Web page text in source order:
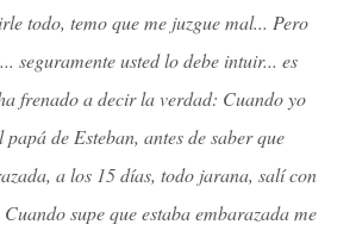
todo, temo que me juzgue mal... Pero
seguramente usted lo debe intuir... es
frenado a decir la verdad: Cuando yo
papá de Esteban, antes de saber que
a los 15 días, todo jarana, salí con
supe que estaba embarazada me